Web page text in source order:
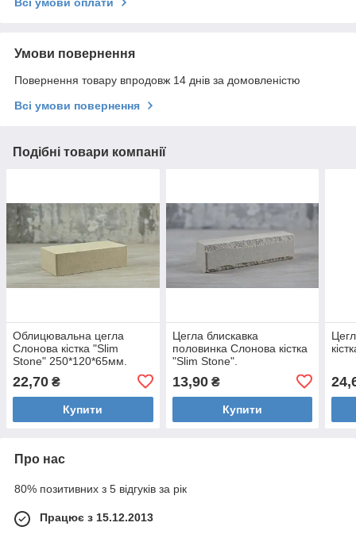
Умови повернення
Повернення товару впродовж 14 днів за домовленістю
Всі умови повернення
Подібні товари компанії
Облицювальна цегла
Слонова кістка "Slim
Stone" 250*120*65мм.
22,70 ₴
Купити
Цегла блискавка
половинка Слонова кістка
"Slim Stone".
13,90₴
Купити
Про нас
80% позитивних з 5 відгуків за рік
Працює з 15.12.2013